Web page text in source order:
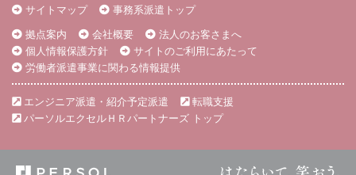
サイトマップ
事務系派遣トップ
拠点案内
会社概要
法人のお客さまへ
個人情報保護方針
サイトのご利用にあたって
労働者派遣事業に関わる情報提供
エンジニア派遣・紹介予定派遣
転職支援
パーソルエクセルＨＲパートナーズ トップ